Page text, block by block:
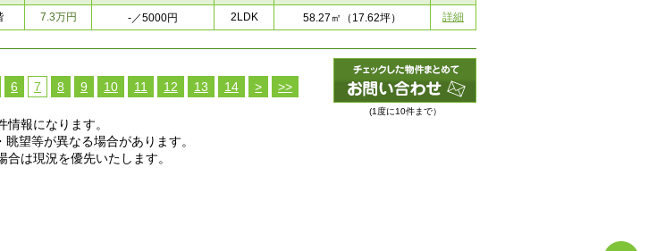
7.3万円 -／5000円 2LDK 58.27㎡ （17.62坪） 詳細
6 7 8 9 10 11 12 13 14 > >>
(1度に10件まで）
報になります。
望等が異なる場合があります。
は現況を優先いたします。